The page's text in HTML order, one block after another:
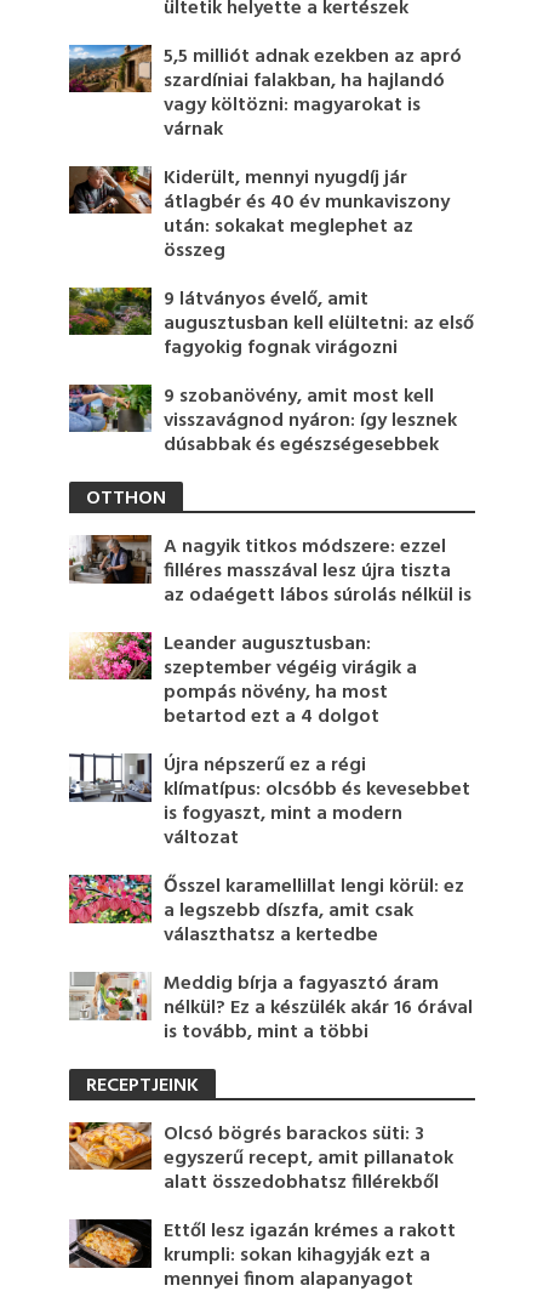
ültetik helyette a kertészek
5,5 milliót adnak ezekben az apró
szardíniai falakban, ha hajlandó
vagy költözni: magyarokat is
várnak
Kiderült, mennyi nyugdíj jár
átlagbér és 40 év munkaviszony
után: sokakat meglephet az
összeg
9 látványos évelő, amit
augusztusban kell elültetni: az első
fagyokig fognak virágozni
9 szobanövény, amit most kell
visszavágnod nyáron: így lesznek
dúsabbak és egészségesebbek
OTTHON
A nagyik titkos módszere: ezzel
filléres masszával lesz újra tiszta
az odaégett lábos súrolás nélkül is
Leander augusztusban:
szeptember végéig virágik a
pompás növény, ha most
betartod ezt a 4 dolgot
Újra népszerű ez a régi
klímatípus: olcsóbb és kevesebbet
is fogyaszt, mint a modern
változat
Ősszel karamellillat lengi körül: ez
a legszebb díszfa, amit csak
választhatsz a kertedbe
Meddig bírja a fagyasztó áram
nélkül? Ez a készülék akár 16 órával
is tovább, mint a többi
RECEPTJEINK
Olcsó bögrés barackos süti: 3
egyszerű recept, amit pillanatok
alatt összedobhatsz fillérekből
Ettől lesz igazán krémes a rakott
krumpli: sokan kihagyják ezt a
mennyei finom alapanyagot